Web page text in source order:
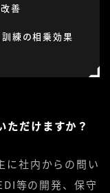
善
練の相乗効果
ただけますか？
に社内からの問い
等の開発、保守